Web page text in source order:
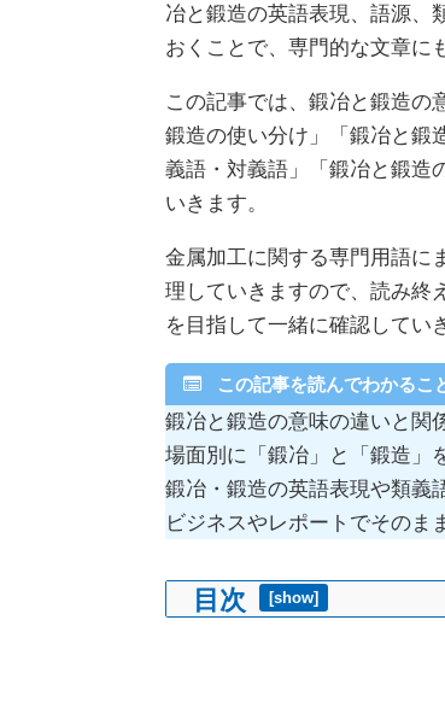
冶と鍛造の英語表現、語源、
おくことで、専門的な文章に
この記事では、鍛冶と鍛造の
鍛造の使い分け」「鍛冶と鍛
義語・対義語」「鍛冶と鍛造
いきます。
金属加工に関する専門用語に
理していきますので、読み終
を目指して一緒に確認してい
この記事を読んでわかるこ
鍛冶と鍛造の意味の違いと関
場面別に「鍛冶」と「鍛造」
鍛冶・鍛造の英語表現や類義
ビジネスやレポートでそのま
目次 [show]